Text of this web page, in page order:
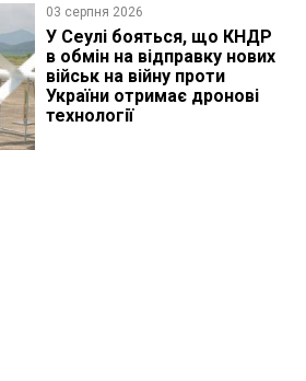
03 серпня 2026
У Сеулі бояться, що КНДР
в обмін на відправку нових
військ на війну проти
України отримає дронові
технології